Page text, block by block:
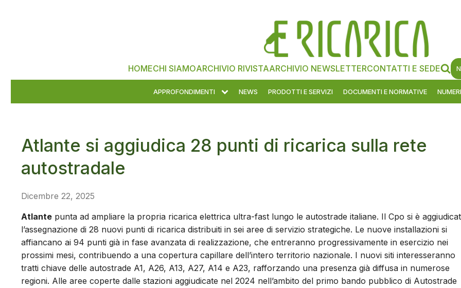
HOMECHI SIAMOARCHIVIO RIVISTAARCHIVIO NEWSLETTERCONTATTI E SEDE
APPROFONDIMENTI NEWS PRODOTTI E SERVIZI DOCUMENTI E NORMATIVE
Atlante si aggiudica 28 punti di ricarica sulla rete
autostradale
Dicembre 22, 2025
Atlante punta ad ampliare la propria ricarica elettrica ultra-fast lungo le autostrade italiane. Il Cpo si è
l’assegnazione di 28 nuovi punti di ricarica distribuiti in sei aree di servizio strategiche. Le nuove installazioni si
affiancano ai 94 punti già in fase avanzata di realizzazione, che entreranno progressivamente in esercizio nei
prossimi mesi, contribuendo a una copertura capillare dell’intero territorio nazionale. I nuovi siti interesseranno
tratti chiave delle autostrade A1, A26, A13, A27, A14 e A23, rafforzando una presenza già diffusa in numerose
regioni. Alle aree coperte dalle stazioni aggiudicate nel 2024 nell’ambito del primo bando pubblico di Autostrade